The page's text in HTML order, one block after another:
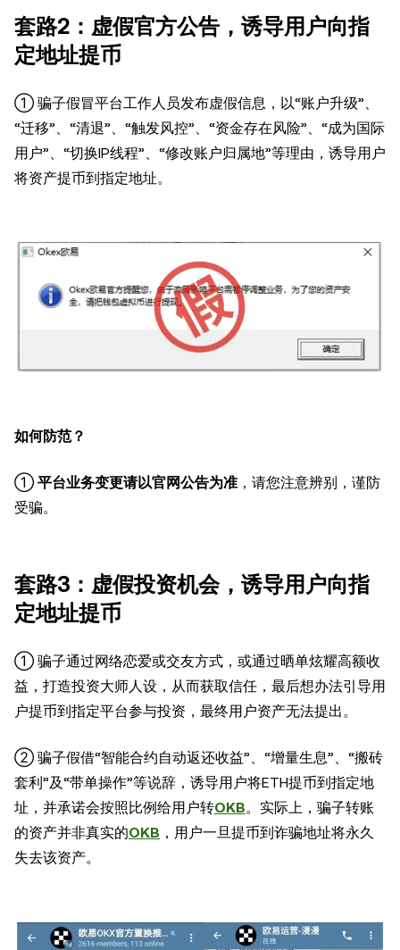
套路2：虚假官方公告，诱导用户向指
定地址提币
① 骗子假冒平台工作人员发布虚假信息，以“账户升级”、
“迁移”、“清退”、“触发风控”、“资金存在风险”、“成为国际
用户”、“切换IP线程”、“修改账户归属地”等理由，诱导用户
将资产提币到指定地址。
如何防范？
① 平台业务变更请以官网公告为准 ，请您注意辨别，谨防
受骗。
套路3：虚假投资机会，诱导用户向指
定地址提币
① 骗子通过网络恋爱或交友方式，或通过晒单炫耀高额收
益，打造投资大师人设，从而获取信任，最后想办法引导用
户提币到指定平台参与投资，最终用户资产无法提出。
② 骗子假借“智能合约自动返还收益”、“增量生息”、“搬砖
套利”及“带单操作”等说辞，诱导用户将ETH提币到指定地
址，并承诺会按照比例给用户转OKB。实际上，骗子转账
的资产并非真实的OKB ，用户一旦提币到诈骗地址将永久
失去该资产。